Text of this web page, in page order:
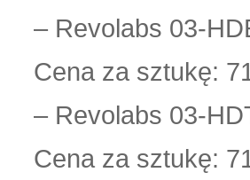
– Revolabs 03-
Cena za sztukę:
– Revolabs 03-
Cena za sztukę: